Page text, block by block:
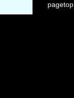
pagetop